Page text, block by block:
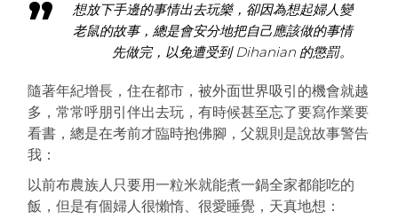
想放下手邊的事情出去玩樂，卻因為想起婦人變
老鼠的故事，總是會安分地把自己應該做的事情
先做完，以免遭受到 Dihanian 的懲罰。
隨著年紀增長，住在都市，被外面世界吸引的機會就越
多，常常呼朋引伴出去玩，有時候甚至忘了要寫作業要
看書，總是在考前才臨時抱佛腳，父親則是說故事警告
我：
以前布農族人只要用一粒米就能煮一鍋全家都能吃的
飯，但是有個婦人很懶惰、很愛睡覺，天真地想：